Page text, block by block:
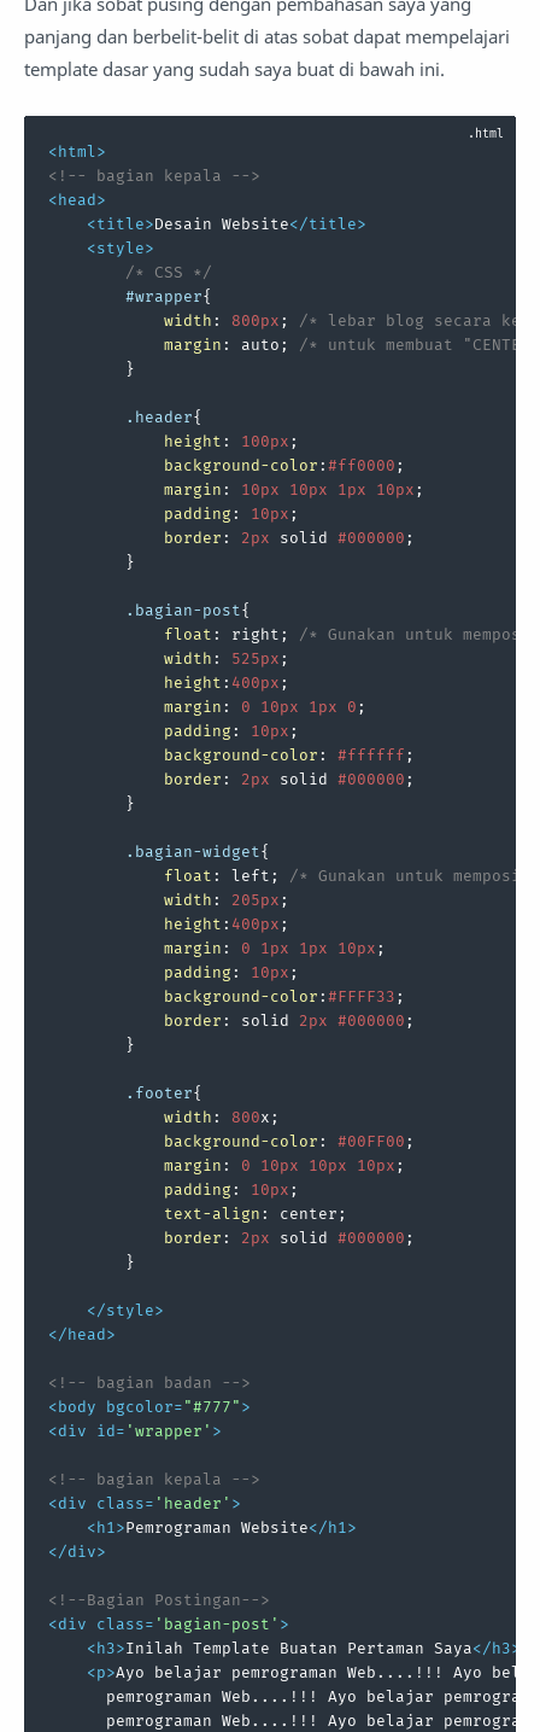
panjang dan berbelit-belit di atas sobat dapat mempelajari
template dasar yang sudah saya buat di bawah ini.
<html>
<!-- bagian kepala -->
<head>
<title>Desain Website</title>
<style>
/* CSS */
#wrapper{
width : 800px ; /* lebar blog secara
margin : auto; /* untuk membuat
        }
.header{
height : 100px ;
background-color : #ff0000 ;
margin : 10px 10px 1px 10px ;
padding : 10px ;
border : 2px solid #000000 ;
        }
.bagian-post{
float : right; /* Gunakan untuk
width : 525px ;
height : 400px ;
margin : 0 10px 1px 0 ;
padding : 10px ;
background-color : #ffffff ;
border : 2px solid #000000 ;
        }
.bagian-widget{
float : left; /* Gunakan untuk
width : 205px ;
height : 400px ;
margin : 0 1px 1px 10px ;
padding : 10px ;
background-color : #FFFF33 ;
border : solid 2px #000000 ;
        }
.footer{
width : 800x;
background-color : #00FF00 ;
margin : 0 10px 10px 10px ;
padding : 10px ;
text-align : center;
border : 2px solid #000000 ;
        }
</style>
</head>
<!-- bagian badan -->
<body bgcolor= "#777" >
<div id= 'wrapper' >
<!-- bagian kepala -->
<div class= 'header' >
<h1>Pemrograman Website</h1>
</div>
<!--Bagian Postingan-->
<div class= 'bagian-post' >
<h3>Inilah Template Buatan Pertaman Saya</h3>
<p>Ayo belajar pemrograman Web....!!! Ayo
pemrograman Web....!!! Ayo belajar
pemrograman Web....!!! Ayo belajar